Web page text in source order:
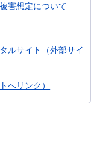
害想定について
ルサイト（外部サイ
へリンク）